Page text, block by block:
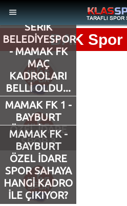
MENÜ
Ana Sayfa
Son Dakika Haberler
Foto Galeri
Video Galeri
BAK Spor
SERİK
BELEDİYESPOR
- MAMAK FK
MAÇ
KADROLARI
BELLİ OLDU...
MAMAK FK 1 -
BAYBURT
ÖZEL İDARE
SPOR 3
MAMAK FK -
BAYBURT
ÖZEL İDARE
SPOR SAHAYA
HANGİ KADRO
İLE ÇIKIYOR?